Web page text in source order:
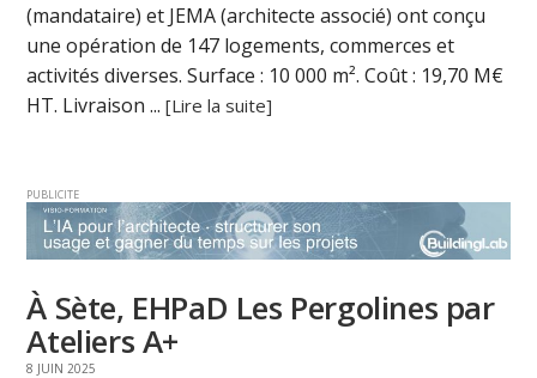
(mandataire) et JEMA (architecte associé) ont conçu
une opération de 147 logements, commerces et
activités diverses. Surface : 10 000 m². Coût : 19,70 M€
HT. Livraison ...[Lire la suite]
PUBLICITE
À Sète, EHPaD Les Pergolines par
Ateliers A+
8 JUIN 2025